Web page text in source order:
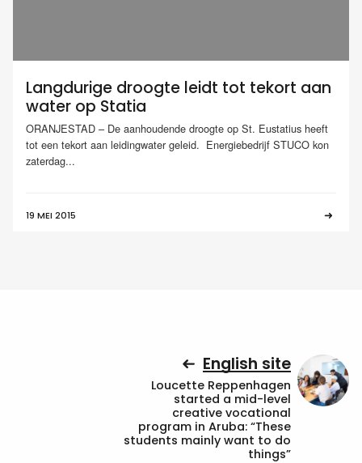
Langdurige droogte leidt tot tekort aan
water op Statia
ORANJESTAD – De aanhoudende droogte op St. Eustatius heeft
tot een tekort aan leidingwater geleid. Energiebedrijf STUCO kon
zaterdag...
19 MEI 2015
English site
Loucette Reppenhagen
started a mid-level
creative vocational
program in Aruba: “These
students mainly want to do
things”